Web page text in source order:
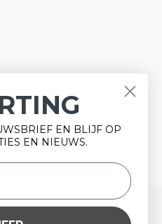
EN BLIJF OP
EN NIEUWS.